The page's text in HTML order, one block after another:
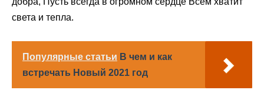
света и тепла.
Популярные статьи В чем и как
встречать Новый 2021 год